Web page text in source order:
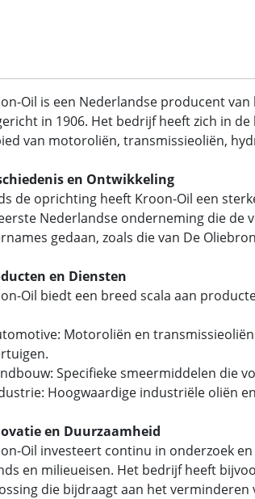
Oil is een Nederlandse producent
in 1906. Het bedrijf heeft zich in
van motoroliën, transmissieoliën,
en Ontwikkeling
de oprichting heeft Kroon-Oil een
Nederlandse onderneming die
gedaan, zoals die van De
en Diensten
Oil biedt een breed scala aan
Motoroliën en
Specifieke smeermiddelen die
Hoogwaardige industriële oliën
en Duurzaamheid
Oil investeert continu in onderzoek
en milieueisen. Het bedrijf heeft
die bijdraagt aan het verminderen